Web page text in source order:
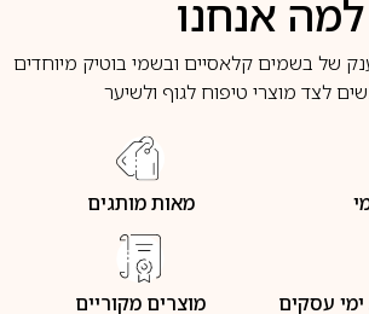
למה אנחנו
של בשמים קלאסיים ובשמי בוטיק מיוחדים
לצד מוצרי טיפוח לגוף ולשיער
מאות מותגים
מוצרים מקוריים